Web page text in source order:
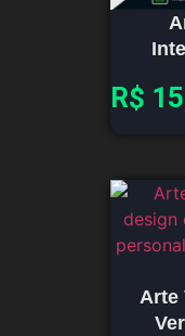
R$
Arte